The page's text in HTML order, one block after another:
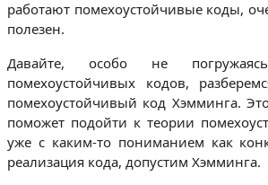
работают помехоустойчивые коды,
полезен.
Давайте, особо не
помехоустойчивых кодов,
помехоустойчивый код Хэмминга.
поможет подойти к теории
уже с каким-то пониманием как
реализация кода, допустим Хэмминга.